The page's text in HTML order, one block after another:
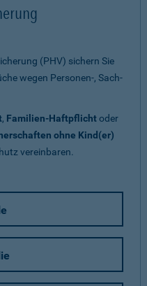
(PHV) sichern Sie
wegen Personen-, Sach-
, Familien-Haftpflichtoder
ohne Kind(er)
vereinbaren.